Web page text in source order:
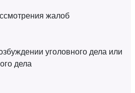
жалоб
уголовного дела или
дела